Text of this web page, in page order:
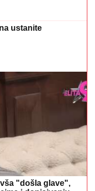
ustanite
"došla glave",